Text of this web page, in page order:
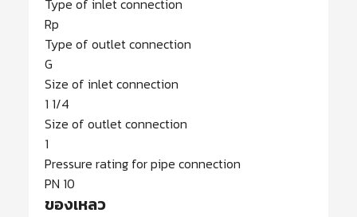
Type of inlet connection
Rp
Type of outlet connection
G
Size of inlet connection
1 1/4
Size of outlet connection
1
Pressure rating for pipe connection
PN 10
ของเหลว